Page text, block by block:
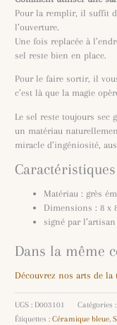
Pour la remplir, il suffit
l’ouverture.
Une fois replacée à
sel reste bien en place.
Pour le faire sortir, il
c’est là que la magie
Le sel reste toujours sec
un matériau
miracle d’ingéniosité,
Caractéristiques
Matériau : grès
Dimensions : 8 x
signé par
Dans la même
Découvrez nos arts de
UGS : D003101 Catégories
Étiquettes :Céramique bleue,